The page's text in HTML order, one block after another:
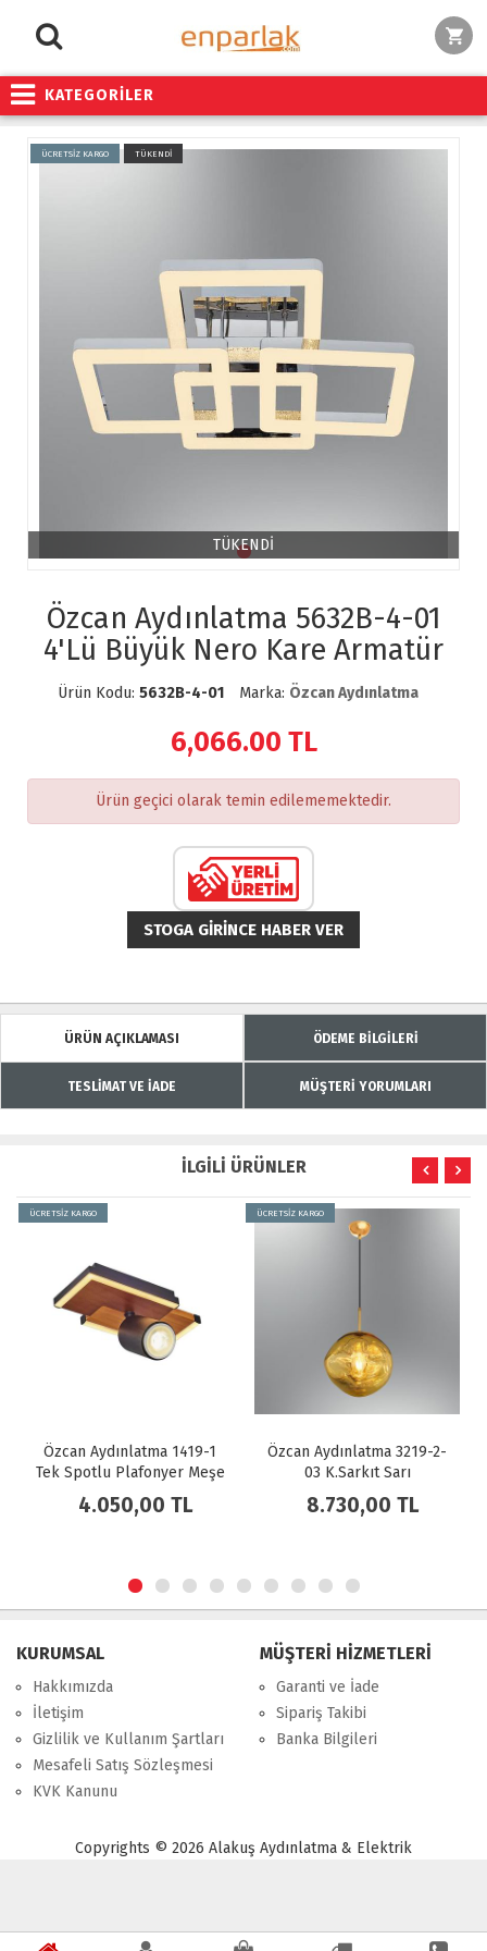
KATEGORİLER
ÜCRETSİZ KARGO TÜKENDİ
TÜKENDİ
Özcan Aydınlatma 5632B-4-01
4'Lü Büyük Nero Kare Armatür
Ürün Kodu: 5632B-4-01 Marka: Özcan Aydınlatma
6,066.00 TL
Ürün geçici olarak temin edilememektedir.
STOGA GIRINCE HABER VER
ÜRÜN AÇIKLAMASI ÖDEME BİLGİLERİ
TESLİMAT VE İADE MÜŞTERİ YORUMLARI
İLGİLİ ÜRÜNLER
ÜCRETSİZ KARGO
Özcan Aydınlatma 1419-1
Tek Spotlu Plafonyer Meşe
4.050,00 TL
ÜCRETSİZ KARGO
Özcan Aydınlatma 3219-2-
03 K.Sarkıt Sarı
8.730,00 TL
KURUMSAL
Hakkımızda
İletişim
Gizlilik ve Kullanım Şartları
Mesafeli Satış Sözleşmesi
KVK Kanunu
MÜŞTERİ HİZMETLERİ
Garanti ve İade
Sipariş Takibi
Banka Bilgileri
Copyrights © 2026 Alakuş Aydınlatma & Elektrik